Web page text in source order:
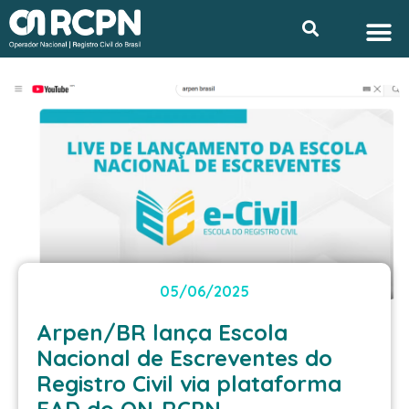
para
o
Search
05/06/2025
Arpen/BR lança Escola
Nacional de Escreventes do
Registro Civil via plataforma